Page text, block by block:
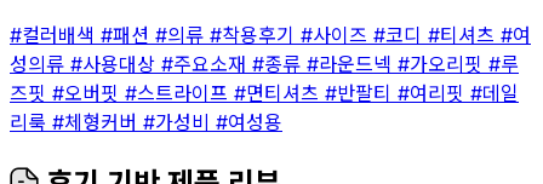
#컬러배색 #패션 #의류 #착용후기 #사이즈 #코디 #티셔츠 #여
성의류 #사용대상 #주요소재 #종류 #라운드넥 #가오리핏 #루
즈핏 #오버핏 #스트라이프 #면티셔츠 #반팔티 #여리핏 #데일
리룩 #체형커버 #가성비 #여성용